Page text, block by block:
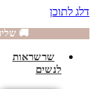
דלג לתוכן
🚚 שליח
שרשראות
לנשים